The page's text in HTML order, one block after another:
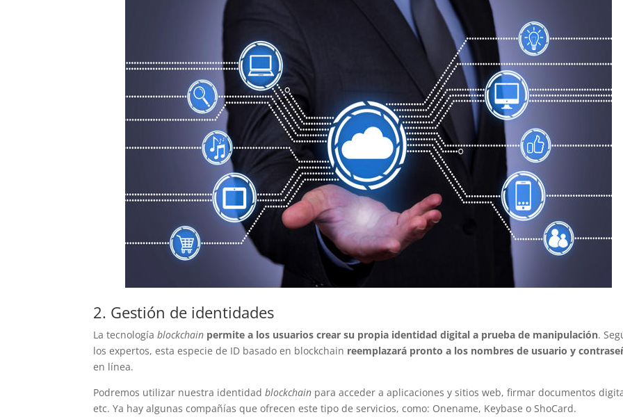
2. Gestión de identidades
La tecnologíablockchain permite a los usuarios crear su propia identidad digital a prueba de manipulación.
los expertos, esta especie de ID basado en blockchain reemplazará pronto a los nombres de usuario y
en línea.
Podremos utilizar nuestra identidadblockchain para acceder a aplicaciones y sitios web, firmar documentos
etc. Ya hay algunas compañías que ofrecen este tipo de servicios, como: Onename, Keybase o ShoCard.